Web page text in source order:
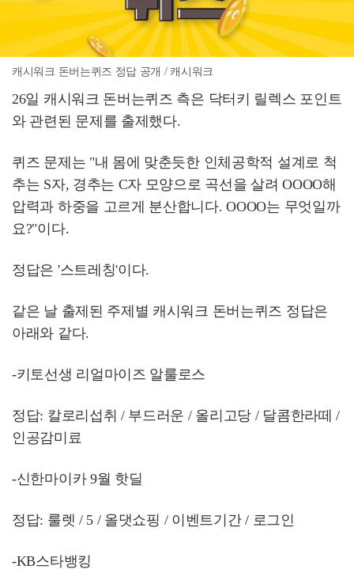
캐시워크 돈버는퀴즈 정답 공개 / 캐시워크
26일 캐시워크 돈버는퀴즈 측은 닥터키 릴렉스 포인트
와 관련된 문제를 출제했다.
퀴즈 문제는 "내 몸에 맞춘듯한 인체공학적 설계로 척
추는 S자, 경추는 C자 모양으로 곡선을 살려 OOOO해
압력과 하중을 고르게 분산합니다. OOOO는 무엇일까
요?"이다.
정답은 '스트레칭'이다.
같은 날 출제된 주제별 캐시워크 돈버는퀴즈 정답은
아래와 같다.
-키토선생 리얼마이즈 알룰로스
정답: 칼로리섭취 / 부드러운 / 올리고당 / 달콤한라떼 /
인공감미료
-신한마이카 9월 핫딜
정답: 룰렛 / 5 / 올댓쇼핑 / 이벤트기간 / 로그인
-KB스타뱅킹